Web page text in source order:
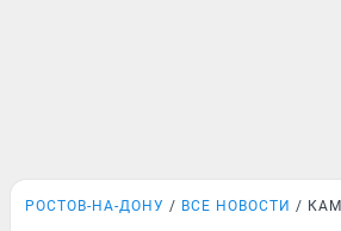
РОСТОВ-НА-ДОНУ ВСЕ НОВОСТИ